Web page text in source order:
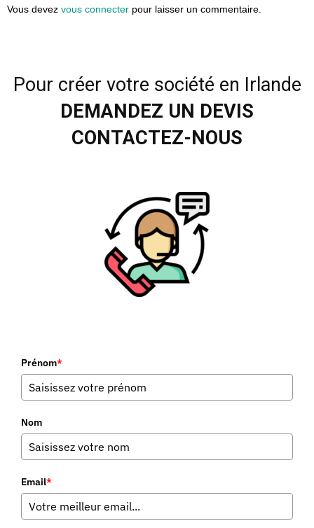
Vous devez vous connecter pour laisser un commentaire.
Pour créer votre société en Irlande
DEMANDEZ UN DEVIS
CONTACTEZ-NOUS
Prénom*
Nom
Email*